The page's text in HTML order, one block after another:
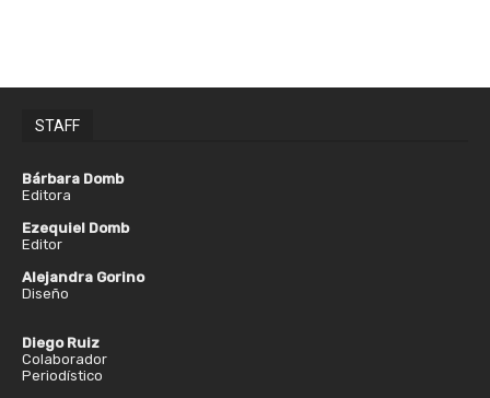
STAFF
Bárbara Domb
Editora
Ezequiel Domb
Editor
Alejandra Gorino
Diseño
Diego Ruiz
Colaborador
Periodístico